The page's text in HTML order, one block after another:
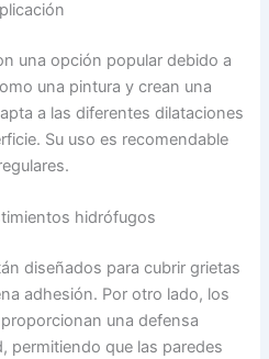
una opción popular debido a
una pintura y crean una
a las diferentes dilataciones
Su uso es recomendable
hidrófugos
diseñados para cubrir grietas
adhesión. Por otro lado, los
una defensa
permitiendo que las paredes